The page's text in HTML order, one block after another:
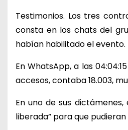
Testimonios. Los tres
consta en los chats del
habían habilitado el evento.
En WhatsApp, a las
accesos, contaba 18.003,
En uno de sus
liberada” para que